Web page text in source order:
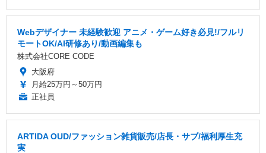
Webデザイナー 未経験歓迎 アニメ・ゲーム好き必見!/フルリ
モートOK/AI研修あり/動画編集も
株式会社CORE CODE
大阪府
月給25万円～50万円
正社員
ARTIDA OUD/ファッション雑貨販売/店長・サブ/福利厚生充
実